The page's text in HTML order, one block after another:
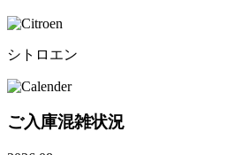
シトロエン
ご入庫混雑状況